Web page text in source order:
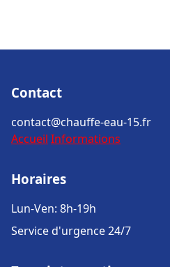
Contact
contact@chauffe-eau-15.fr
Accueil Informations
Horaires
Lun-Ven: 8h-19h
Service d'urgence 24/7